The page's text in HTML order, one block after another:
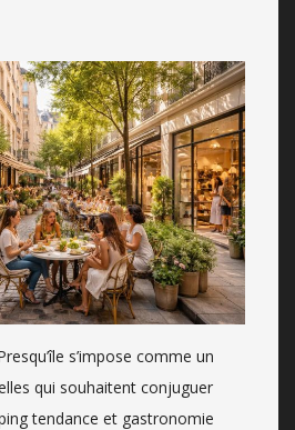
s’impose comme un
qui souhaitent conjuguer
tendance et gastronomie